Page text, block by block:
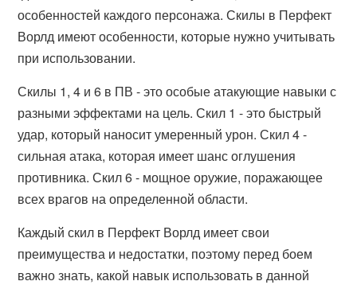
особенностей каждого персонажа. Скилы в Перфект
Ворлд имеют особенности, которые нужно учитывать
при использовании.
Скилы 1, 4 и 6 в ПВ - это особые атакующие навыки с
разными эффектами на цель. Скил 1 - это быстрый
удар, который наносит умеренный урон. Скил 4 -
сильная атака, которая имеет шанс оглушения
противника. Скил 6 - мощное оружие, поражающее
всех врагов на определенной области.
Каждый скил в Перфект Ворлд имеет свои
преимущества и недостатки, поэтому перед боем
важно знать, какой навык использовать в данной